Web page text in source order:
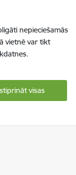
nepieciešamās
vietnē var tikt
visas